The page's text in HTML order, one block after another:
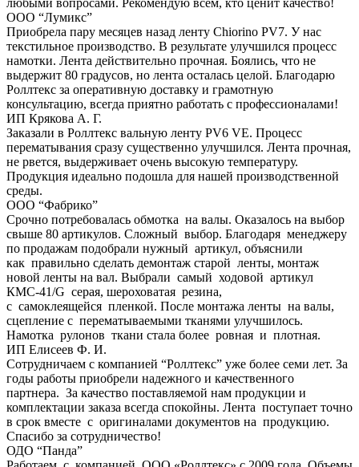
ООО “Лумикс”
Приобрела пару месяцев назад ленту Chiorino PV7. У нас
текстильное производство. В результате улучшился процесс
намотки. Лента действительно прочная. Боялись, что не
выдержит 80 градусов, но лента осталась целой. Благодарю
Роллтекс за оперативную доставку и грамотную
консультацию, всегда приятно работать с профессионалами!
ИП Крякова А. Г.
Заказали в Роллтекс вальную ленту PV6 VE. Процесс
перематывания сразу существенно улучшился. Лента прочная,
не рвется, выдерживает очень высокую температуру.
Продукция идеально подошла для нашей производственной
среды.
ООО “Фабрико”
Срочно потребовалась обмотка на валы. Оказалось на выбор
свыше 80 артикулов. Сложный выбор. Благодаря менеджеру
по продажам подобрали нужный артикул, объяснили
как правильно сделать демонтаж старой ленты, монтаж
новой ленты на вал. Выбрали самый ходовой артикул
КМС-41/G серая, шероховатая резина,
с самоклеящейся пленкой. После монтажа ленты на валы,
сцепление с перематываемыми тканями улучшилось.
Намотка рулонов ткани стала более ровная и плотная.
ИП Елисеев Ф. И.
Сотрудничаем с компанией “Роллтекс” уже более семи лет. За
годы работы приобрели надежного и качественного
партнера. За качество поставляемой нам продукции и
комплектации заказа всегда спокойны. Лента поступает точно
в срок вместе с оригиналами документов на продукцию.
Спасибо за сотрудничество!
ОДО “Панда”